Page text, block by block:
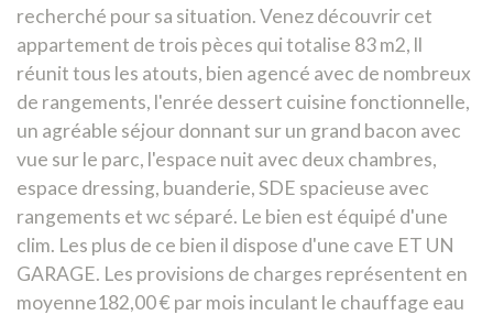
recherché pour sa situation. Venez découvrir cet
appartement de trois pèces qui totalise 83 m2, ll
réunit tous les atouts, bien agencé avec de nombreux
de rangements, l'enrée dessert cuisine fonctionnelle,
un agréable séjour donnant sur un grand bacon avec
vue sur le parc, l'espace nuit avec deux chambres,
espace dressing, buanderie, SDE spacieuse avec
rangements et wc séparé. Le bien est équipé d'une
clim. Les plus de ce bien il dispose d'une cave ET UN
GARAGE. Les provisions de charges représentent en
moyenne182,00 € par mois inculant le chauffage eau